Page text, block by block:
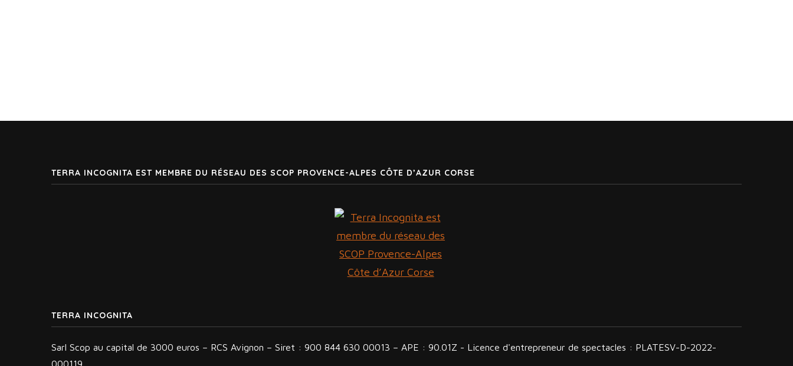
TERRA INCOGNITA EST MEMBRE DU RÉSEAU DES SCOP PROVENCE-ALPES CÔTE D’AZUR CORSE
TERRA INCOGNITA
Sarl Scop au capital de 3000 euros – RCS Avignon – Siret : 900 844 630 00013 – APE : 90.01Z - Licence d'entrepreneur de spectacles : PLATESV-D-2022-
000119